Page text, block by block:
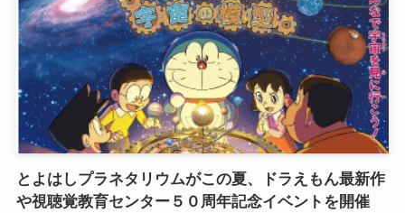
とよはしプラネタリウムがこの夏、ドラえもん最新作
や視聴覚教育センター５０周年記念イベントを開催